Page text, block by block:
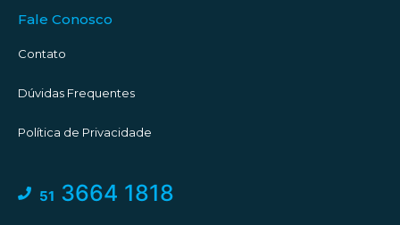
Fale Conosco
Contato
Dúvidas Frequentes
Política de Privacidade
51 3664 1818